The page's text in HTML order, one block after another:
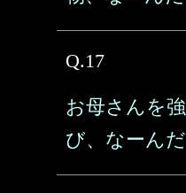
Q.17
お母さんを
び、なーんだ